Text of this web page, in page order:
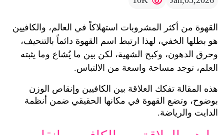
العلم، توجد مساحة واسعة من الالتباس.
الدايت والرياضة.